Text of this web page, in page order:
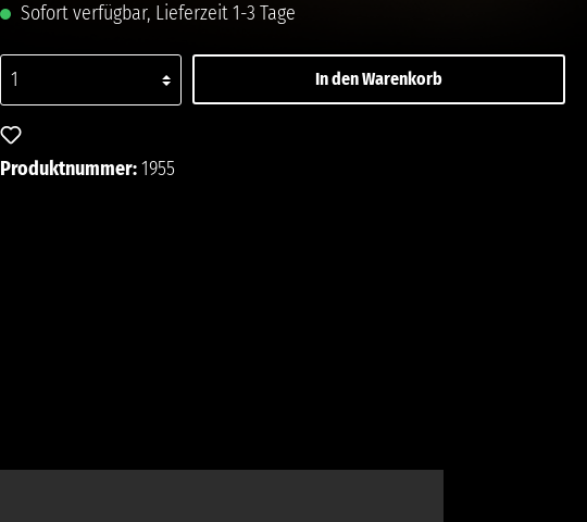
Sofort verfügbar, Lieferzeit 1-3 Tage
In den Warenkorb
Produktnummer:1955